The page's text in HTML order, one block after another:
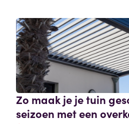
Zo maak je je tuin
seizoen met een